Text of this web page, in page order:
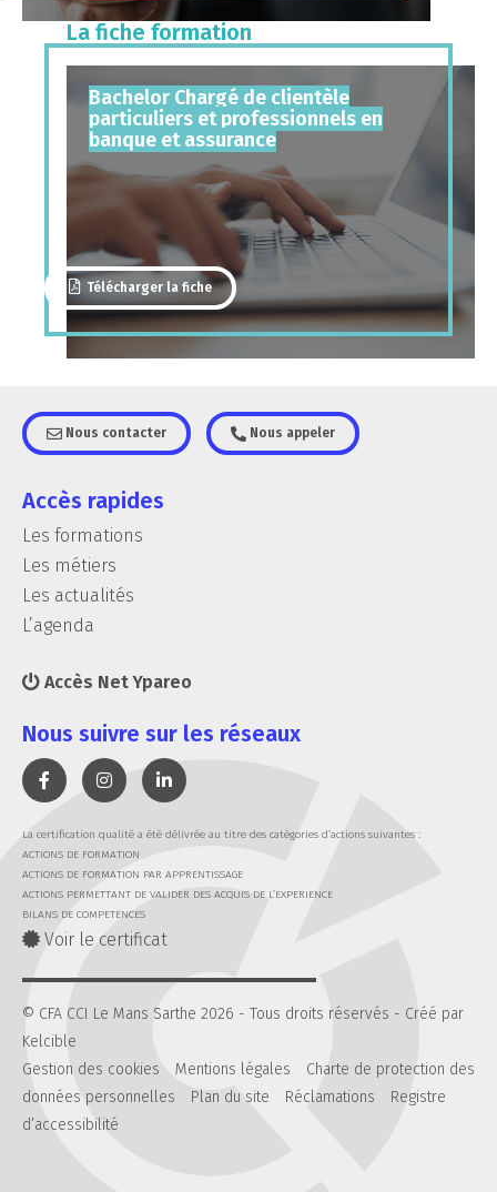
La fiche formation
Bachelor Chargé de clientèle
particuliers et professionnels en
banque et assurance
Télécharger la fiche
Nous contacter Nous appeler
Accès rapides
Les formations
Les métiers
Les actualités
L’agenda
Accès Net Ypareo
Nous suivre sur les réseaux
La certification qualité a été délivrée au titre des catégories d’actions suivantes :
ACTIONS DE FORMATION
ACTIONS DE FORMATION PAR APPRENTISSAGE
ACTIONS PERMETTANT DE VALIDER DES ACQUIS DE L’EXPERIENCE
BILANS DE COMPETENCES
Voir le certificat
© CFA CCI Le Mans Sarthe 2026 - Tous droits réservés - Créé par
Kelcible
Gestion des cookies
Mentions légales
Charte de protection des
données personnelles
Plan du site Réclamations
Registre
d’accessibilité